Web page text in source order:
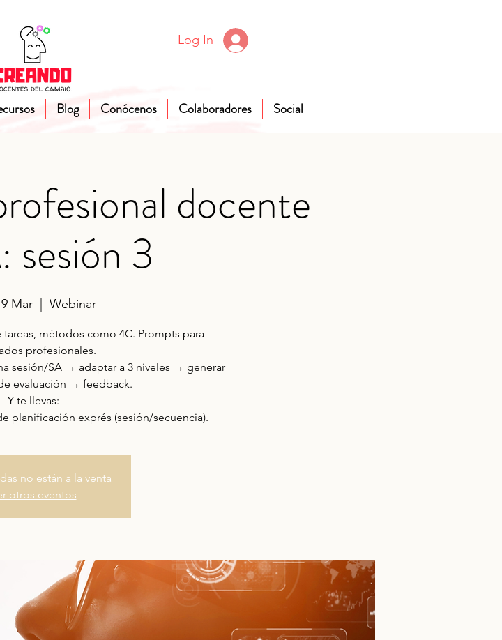
Log In
Blog Conócenos Colaboradores Social
docente
sesión 3
Mar Webinar
métodos como 4C. Prompts para
profesionales.
sesión/SA → adaptar a 3 niveles → generar
evaluación → feedback.
Y te llevas:
planificación exprés (sesión/secuencia).
no están a la venta
otros eventos